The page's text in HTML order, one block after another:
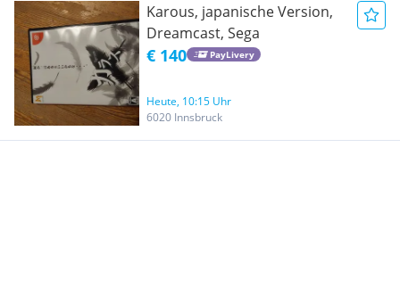
Karous, japanische Version,
Dreamcast, Sega
€ 140 PayLivery
Heute, 10:15 Uhr
6020 Innsbruck